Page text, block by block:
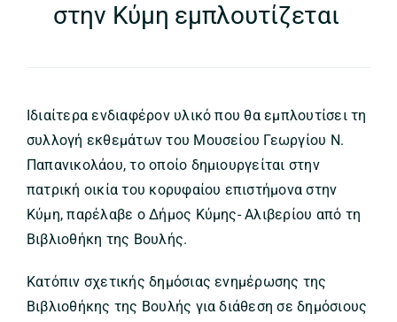
στην Κύμη εμπλουτίζεται
Ιδιαίτερα ενδιαφέρον υλικό που θα εμπλουτίσει τη
συλλογή εκθεμάτων του Μουσείου Γεωργίου Ν.
Παπανικολάου, το οποίο δημιουργείται στην
πατρική οικία του κορυφαίου επιστήμονα στην
Κύμη, παρέλαβε ο Δήμος Κύμης- Αλιβερίου από τη
Βιβλιοθήκη της Βουλής.
Κατόπιν σχετικής δημόσιας ενημέρωσης της
Βιβλιοθήκης της Βουλής για διάθεση σε δημόσιους